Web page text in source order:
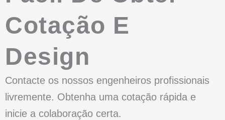
Cotação E
Design
Contacte os nossos engenheiros profissionais
livremente. Obtenha uma cotação rápida e
inicie a colaboração certa.